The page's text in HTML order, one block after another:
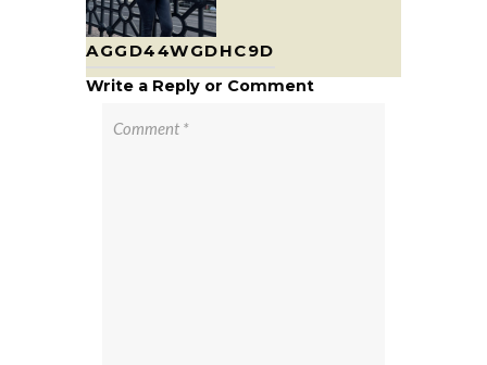
AGGD44WGDHC9D
Write a Reply or Comment